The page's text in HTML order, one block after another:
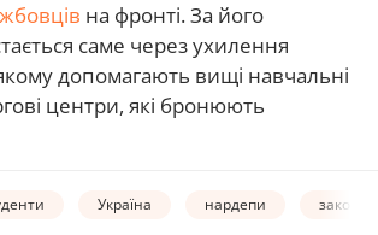
на фронті. За його
саме через ухилення
допомагають вищі навчальні
центри, які бронюють
Україна нардепи